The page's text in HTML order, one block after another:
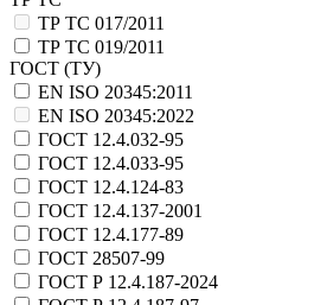
ТР ТС 017/2011
ТР ТС 019/2011
ГОСТ (ТУ)
EN ISO 20345:2011
EN ISO 20345:2022
ГОСТ 12.4.032-95
ГОСТ 12.4.033-95
ГОСТ 12.4.124-83
ГОСТ 12.4.137-2001
ГОСТ 12.4.177-89
ГОСТ 28507-99
ГОСТ Р 12.4.187-2024